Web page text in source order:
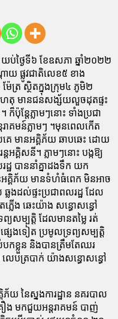
ថ្ងៃទី៦ ខែឧសភា ឆ្នាំ២០២២
ោយ ផ្លូវជាតិលេខ៥ ខាង
ត្រ ស្ថិតក្នុងក្រុម៤ ភូមិ២
េតុ មានជនសង្ស័យលួចដុតផ្ទះ
ន្តែភ្លាមៗនោះ ទាំងប្រជា
ាគមន៍ភ្លាមៗ ។មុនពេលកើត
េ មានអគ្គិភ័យ ឆាបឆេះ ដោយ
តអគ្គិសនី។ ភ្លាមៗនោះ បង្កឱ្យ
ដ្ឋ បាននាំគ្នាដងទឹក យក
អគ្គិភ័យ មានទំហំធំពេក មិនអាច
លងដល់ផ្ទះប្រជាពលរដ្ឋ ដែល
ភ្លើង ឆេះយ៉ាង សន្ធោសន្ធៅ
សម្បត្តិ ដែលមានតម្លៃ រត់
ផ្សេងទៀត ប្រមូលទ្រព្យសម្បត្តិ
ខ្លួន និងបានត្រឹមតែឈរ
លេបត្របាក់ យ៉ាងសន្ធោសន្ធៅ
គិភ័យ នៃស្នងការដ្ឋាន នគរបាល
ឿង មកជួយអន្តរាគមន៍ បាញ់